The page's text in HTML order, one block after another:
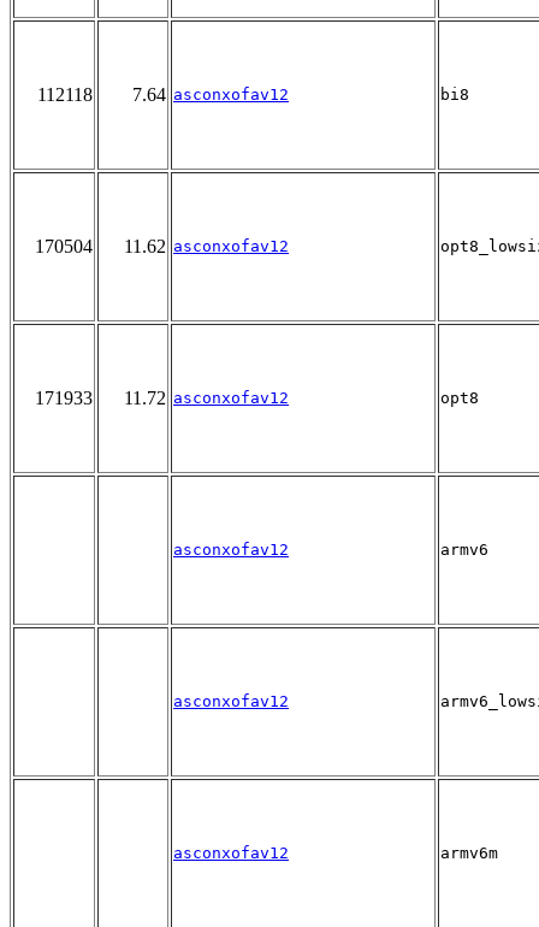
112118 7.64 asconxofav12 bi8
170504 11.62 asconxofav12
171933 11.72 asconxofav12 opt8
asconxofav12 armv6
asconxofav12
asconxofav12 armv6m